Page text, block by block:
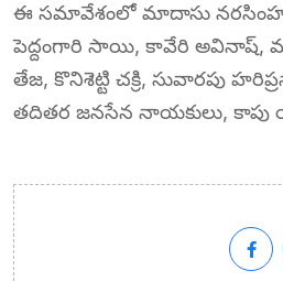
ఈ సమావేశంలో మాదాసు నరసింహ,
పెద్దంగారి సాయి, కావేరి అవినాష్,
తేజ, కొనిశెట్టి చక్రి, సువారపు
తదితర జనసేన నాయకులు, కాపు